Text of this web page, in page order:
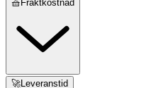
🧺Fraktkostnad
🚀Leveranstid